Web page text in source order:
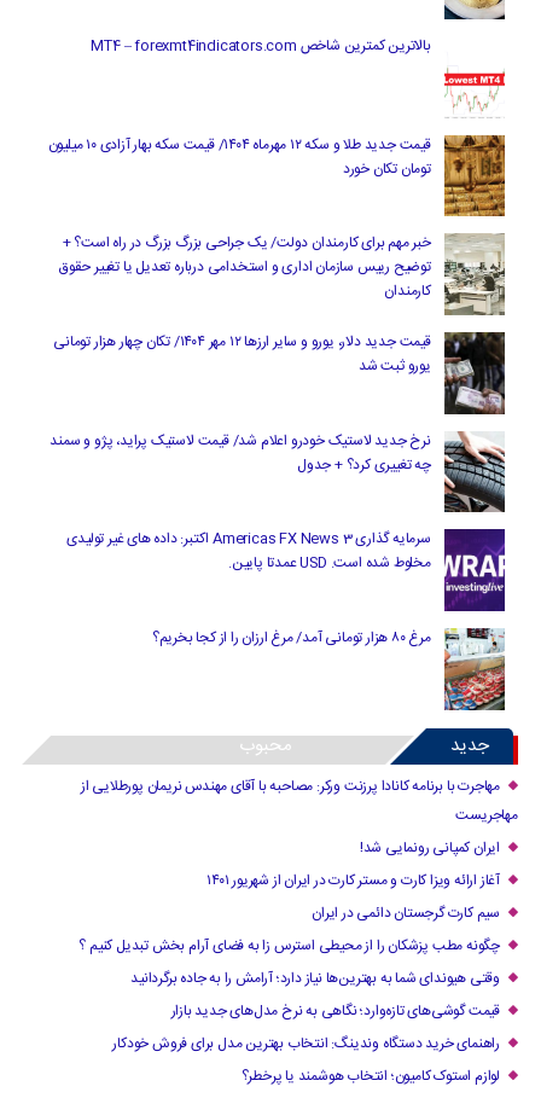
بالاترین کمترین شاخص MT4 – forexmt4indicators.com
قیمت جدید طلا و سکه ۱۲ مهرماه ۱۴۰۴/ قیمت سکه بهار آزادی ۱۰ میلیون
تومان تکان خورد
خبر مهم برای کارمندان دولت/ یک جراحی بزرگ بزرگ در راه است؟ +
توضیح رییس سازمان اداری و استخدامی درباره تعدیل یا تغییر حقوق
کارمندان
قیمت جدید دلار، یورو و سایر ارزها ۱۲ مهر ۱۴۰۴/ تکان چهار هزار تومانی
یورو ثبت شد
نرخ جدید لاستیک خودرو اعلام شد/ قیمت لاستیک پراید، پژو و سمند
چه تغییری کرد؟ + جدول
سرمایه گذاری Americas FX News 3 اکتبر: داده های غیر تولیدی
مخلوط شده است. USD عمدتا پایین.
مرغ ۸۰ هزار تومانی آمد/ مرغ ارزان را از کجا بخریم؟
جدید محبوب
مهاجرت با برنامه کانادا پرزنت ورکر: مصاحبه با آقای مهندس نریمان پورطلایی از
مهاجریست
ایران کمپانی رونمایی شد!
آغاز ارائه ویزا کارت و مستر کارت در ایران از شهریور ۱۴۰۱
سیم کارت گرجستان دائمی در ایران
چگونه مطب پزشکان را از محیطی استرس زا به فضای آرام بخش تبدیل کنیم ؟
وقتی هیوندای شما به بهترین‌ها نیاز دارد؛ آرامش را به جاده برگردانید
قیمت گوشی‌های تازه‌وارد؛ نگاهی به نرخ مدل‌های جدید بازار
راهنمای خرید دستگاه وندینگ: انتخاب بهترین مدل برای فروش خودکار
لوازم استوک کامیون؛ انتخاب هوشمند یا پرخطر؟